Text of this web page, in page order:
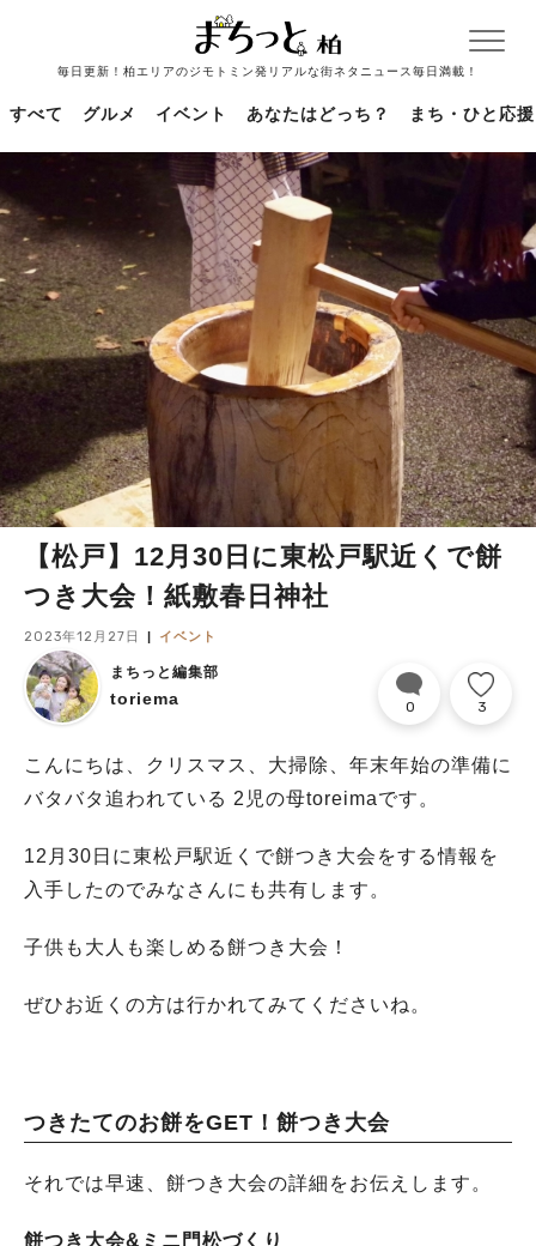
毎日更新！柏エリアのジモトミン発リアルな街ネタニュース毎日満載！
すべて グルメ イベント あなたはどっち？ まち・ひと応援
【松戸】12月30日に東松戸駅近くで餅
つき大会！紙敷春日神社
2023年12月27日 イベント
まちっと編集部
toriema 0 3
こんにちは、クリスマス、大掃除、年末年始の準備に
バタバタ追われている 2児の母toreimaです。
12月30日に東松戸駅近くで餅つき大会をする情報を
入手したのでみなさんにも共有します。
子供も大人も楽しめる餅つき大会！
ぜひお近くの方は行かれてみてくださいね。
つきたてのお餅をGET！餅つき大会
それでは早速、餅つき大会の詳細をお伝えします。
餅つき大会&ミニ門松づくり